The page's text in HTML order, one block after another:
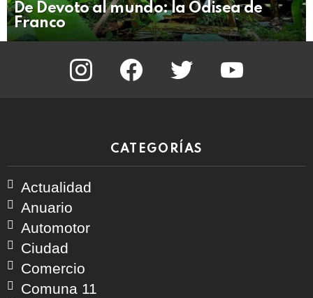
De Devoto al mundo: la Odisea de
Franco
instagram facebook twitter
CATEGORÍAS
Actualidad
Anuario
Automotor
Ciudad
Comercio
Comuna 11